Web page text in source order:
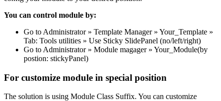
You can control module by:
Go to Administrator » Template Manager » Your_Template »
Tab: Tools utilities » Use Sticky SlidePanel (no/left/right)
Go to Administrator » Module magager » Your_Module(by
postion: stickyPanel)
For customize module in special position
The solution is using Module Class Suffix. You can customize